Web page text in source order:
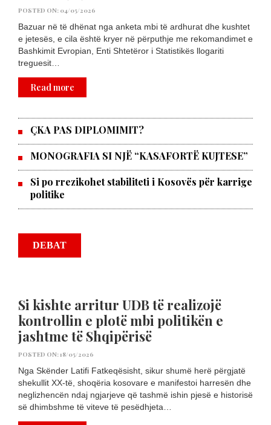
POSTED ON: 04/05/2026
Bazuar në të dhënat nga anketa mbi të ardhurat dhe kushtet
e jetesës, e cila është kryer në përputhje me rekomandimet e
Bashkimit Evropian, Enti Shtetëror i Statistikës llogariti
treguesit…
Read more
ÇKA PAS DIPLOMIMIT?
MONOGRAFIA SI NJË “KASAFORTË KUJTESE”
Si po rrezikohet stabiliteti i Kosovës për karrige
politike
DEBAT
Si kishte arritur UDB të realizojë
kontrollin e plotë mbi politikën e
jashtme të Shqipërisë
POSTED ON: 18/05/2026
Nga Skënder Latifi Fatkeqësisht, sikur shumë herë përgjatë
shekullit XX-të, shoqëria kosovare e manifestoi harresën dhe
neglizhencën ndaj ngjarjeve që tashmë ishin pjesë e historisë
së dhimbshme të viteve të pesëdhjeta…